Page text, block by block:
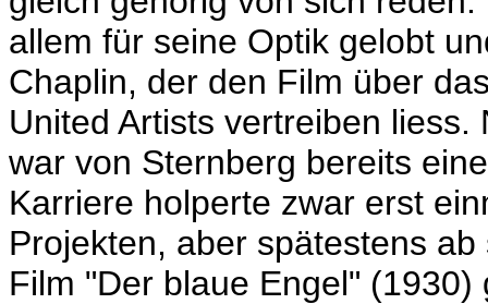
allem für seine Optik gelobt
Chaplin, der den Film über
United Artists vertreiben
war von Sternberg bereits
Karriere holperte zwar erst
Projekten, aber spätestens
Film "Der blaue Engel" (1930)